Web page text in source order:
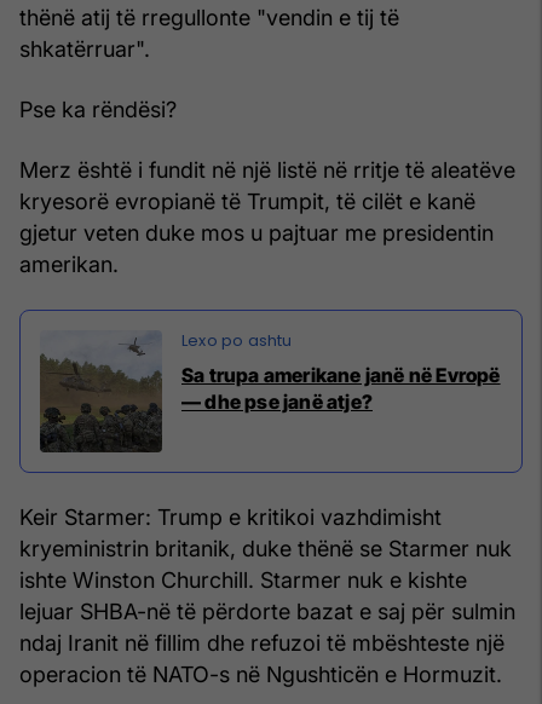
thënë atij të rregullonte "vendin e tij të
shkatërruar".
Pse ka rëndësi?
Merz është i fundit në një listë në rritje të aleatëve
kryesorë evropianë të Trumpit, të cilët e kanë
gjetur veten duke mos u pajtuar me presidentin
amerikan.
Sa trupa amerikane janë në Evropë
— dhe pse janë atje?
Keir Starmer: Trump e kritikoi vazhdimisht
kryeministrin britanik, duke thënë se Starmer nuk
ishte Winston Churchill. Starmer nuk e kishte
lejuar SHBA-në të përdorte bazat e saj për sulmin
ndaj Iranit në fillim dhe refuzoi të mbështeste një
operacion të NATO-s në Ngushticën e Hormuzit.